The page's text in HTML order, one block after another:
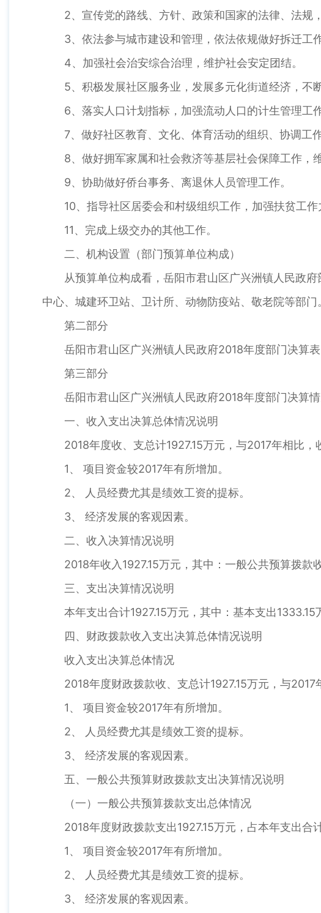
2、宣传党的路线、方针、政策和国家的法律、法规
3、依法参与城市建设和管理，依法依规做好拆迁工作
4、加强社会治安综合治理，维护社会安定团结。
5、积极发展社区服务业，发展多元化街道经济，不
6、落实人口计划指标，加强流动人口的计生管理工
7、做好社区教育、文化、体育活动的组织、协调工作
8、做好拥军家属和社会救济等基层社会保障工作，
9、协助做好侨台事务、离退休人员管理工作。
10、指导社区居委会和村级组织工作，加强扶贫工
11、完成上级交办的其他工作。
二、机构设置（部门预算单位构成）
从预算单位构成看，岳阳市君山区广兴洲镇人民政
中心、城建环卫站、卫计所、动物防疫站、敬老院等部门
第二部分
岳阳市君山区广兴洲镇人民政府2018年度部门决算表
第三部分
岳阳市君山区广兴洲镇人民政府2018年度部门决算
一、收入支出决算总体情况说明
2018年度收、支总计1927.15万元，与2017年相比
1、 项目资金较2017年有所增加。
2、 人员经费尤其是绩效工资的提标。
3、 经济发展的客观因素。
二、收入决算情况说明
2018年收入1927.15万元，其中：一般公共预算拨款
三、支出决算情况说明
本年支出合计1927.15万元，其中：基本支出
四、财政拨款收入支出决算总体情况说明
收入支出决算总体情况
2018年度财政拨款收、支总计1927.15万元，与
1、 项目资金较2017年有所增加。
2、 人员经费尤其是绩效工资的提标。
3、 经济发展的客观因素。
五、一般公共预算财政拨款支出决算情况说明
（一）一般公共预算拨款支出总体情况
2018年度财政拨款支出1927.15万元，占本年支出
1、 项目资金较2017年有所增加。
2、 人员经费尤其是绩效工资的提标。
3、 经济发展的客观因素。